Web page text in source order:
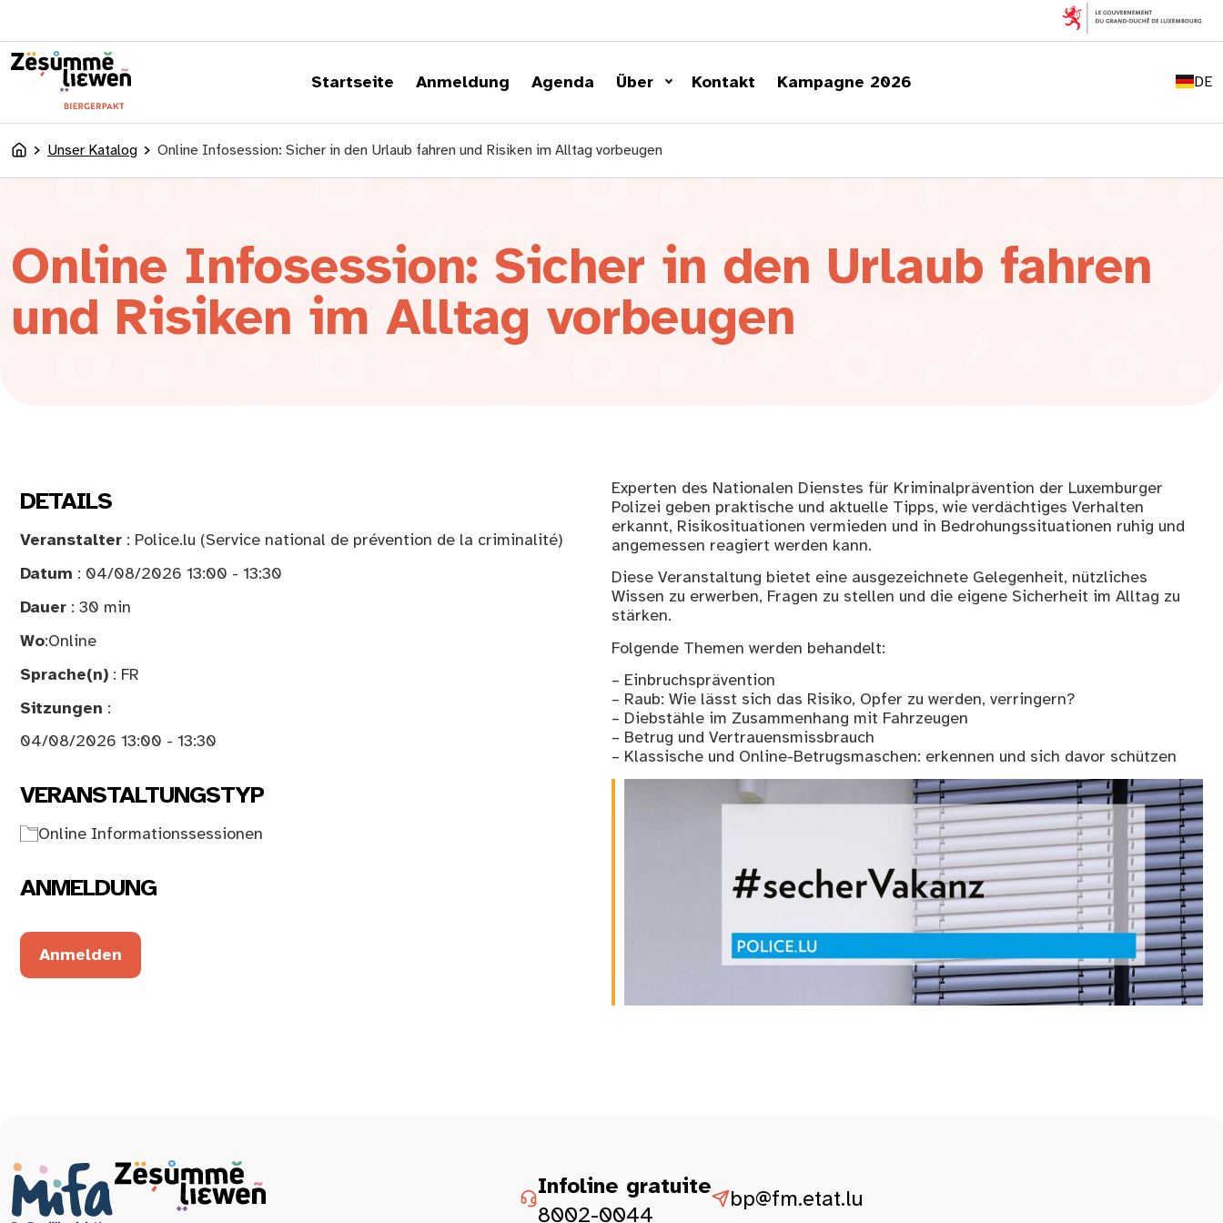
Startseite Anmeldung Agenda Über Kontakt Kampagne 2026 DE
FR
LU
AccueilUnser Katalog Online Infosession: Sicher in den Urlaub fahren und Risiken im Alltag vorbeugen
Online Infosession: Sicher in den Urlaub fahren
und Risiken im Alltag vorbeugen
DETAILS
Veranstalter : Police.lu (Service national de prévention de la criminalité)
Datum : 04/08/2026 13:00 - 13:30
Dauer : 30 min
Wo:Online
Sprache(n) : FR
Sitzungen :
04/08/2026 13:00 - 13:30
VERANSTALTUNGSTYP
Online Informationssessionen
ANMELDUNG
Anmelden
Experten des Nationalen Dienstes für Kriminalprävention der Luxemburger
Polizei geben praktische und aktuelle Tipps, wie verdächtiges Verhalten
erkannt, Risikosituationen vermieden und in Bedrohungssituationen ruhig und
angemessen reagiert werden kann.
Diese Veranstaltung bietet eine ausgezeichnete Gelegenheit, nützliches
Wissen zu erwerben, Fragen zu stellen und die eigene Sicherheit im Alltag zu
stärken.
Folgende Themen werden behandelt:
– Einbruchsprävention
– Raub: Wie lässt sich das Risiko, Opfer zu werden, verringern?
– Diebstähle im Zusammenhang mit Fahrzeugen
– Betrug und Vertrauensmissbrauch
– Klassische und Online-Betrugsmaschen: erkennen und sich davor schützen
Infoline gratuite
8002-0044
bp@fm.etat.lu